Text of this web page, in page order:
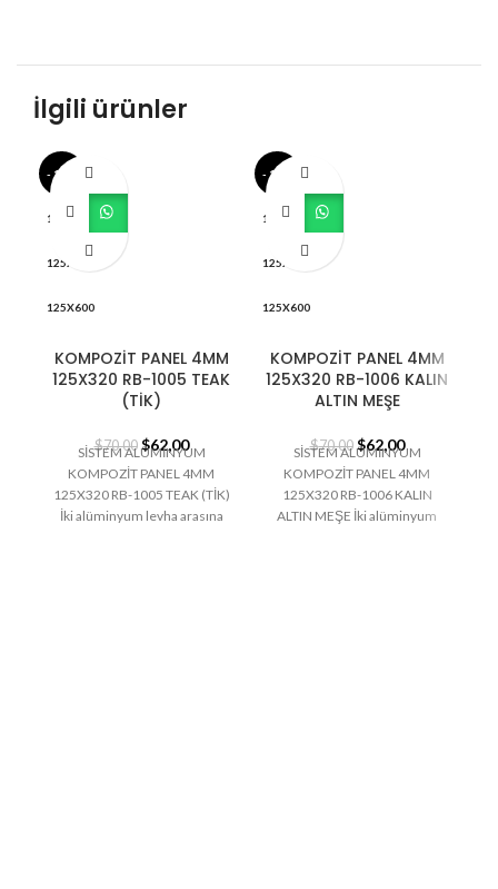
İlgili ürünler
- 11%
125X320
125X400
125X600
150X320
KOMPOZİT PANEL 4MM
125X320 RB-1005 TEAK
(TİK)
$70,00 $62,00
SİSTEM ALÜMİNYUM
KOMPOZİT PANEL 4MM
125X320 RB-1005 TEAK (TİK)
İki alüminyum levha arasına
- 11%
125X320
125X400
125X600
150X320
KOMPOZİT PANEL 4MM
125X320 RB-1006 KALIN
ALTIN MEŞE
$70,00 $62,00
SİSTEM ALÜMİNYUM
KOMPOZİT PANEL 4MM
125X320 RB-1006 KALIN
ALTIN MEŞE İki alüminyum